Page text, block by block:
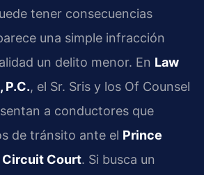
tener consecuencias
una simple infracción
un delito menor. En Law
P.C., el Sr. Sris y los Of Counsel
a conductores que
de tránsito ante el Prince
Court. Si busca un